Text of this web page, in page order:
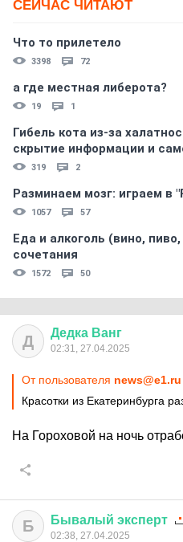
СЕЙЧАС ЧИТАЮТ
Что то прилетело
3398 72
а где местная либерота?
19 1
Гибель кота из-за
скрытиe информации и
319 2
Разминаем мозг: играем в
1057 57
Еда и алкоголь (вино,
сочетания
1572 50
Д Дедка Ванг
02:31, 27.04.2025
От пользователя news@e1.ru
Красотки из Екатеринбурга
На Гороховой на ночь
Б Бывалый эксперт
02:38, 27.04.2025